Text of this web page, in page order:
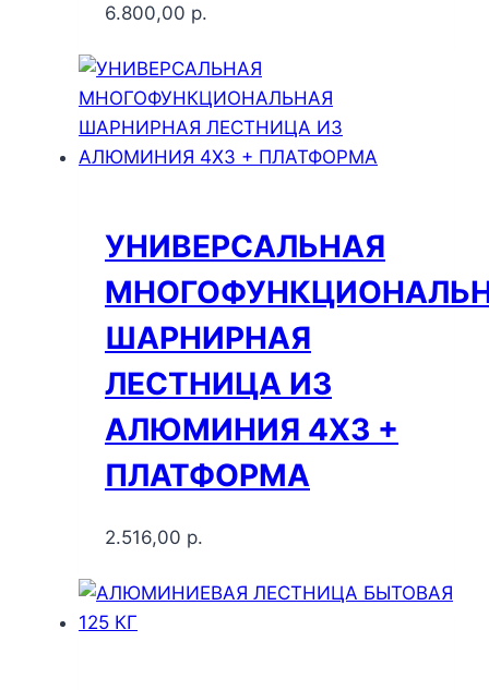
6.800,00 р.
УНИВЕРСАЛЬНАЯ
ШАРНИРНАЯ
ЛЕСТНИЦА ИЗ
АЛЮМИНИЯ 4Х3 +
ПЛАТФОРМА
2.516,00 р.